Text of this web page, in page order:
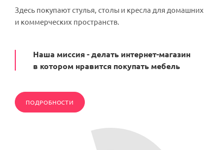
Здесь покупают стулья, столы и кресла для домашних
и коммерческих пространств.
Наша миссия - делать интернет-магазин
в котором нравится покупать мебель
ПОДРОБНОСТИ